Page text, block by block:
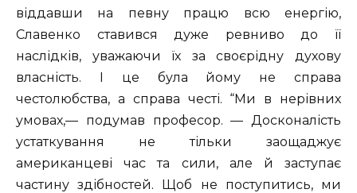
віддавши на певну працю всю енергію,
Славенко ставився дуже ревниво до її
наслідків, уважаючи їх за своєрідну духову
власність. І це була йому не справа
честолюбства, а справа честі. “Ми в нерівних
умовах,— подумав професор. — Досконалість
устаткування не тільки заощаджує
американцеві час та сили, але й заступає
частину здібностей. Щоб не поступитись, ми